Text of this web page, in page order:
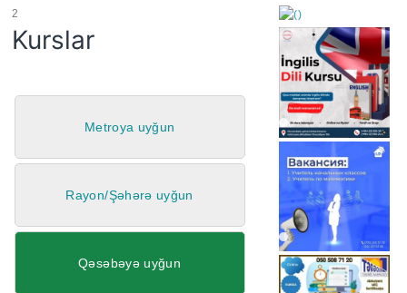
2
Kurslar
Metroya uyğun
Rayon/Şəhərə uyğun
Qəsəbəyə uyğun
https://wa.me/